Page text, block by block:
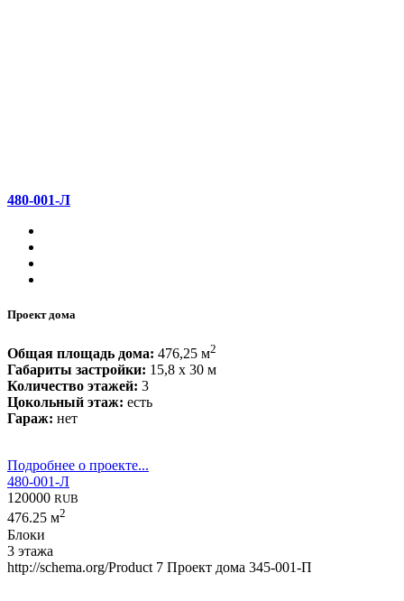
480-001-Л
Проект дома
Общая площадь дома: 476,25 м2
Габариты застройки: 15,8 x 30 м
Количество этажей: 3
Цокольный этаж: есть
Гараж: нет
Подробнее о проекте...
480-001-Л
120000 RUB
476.25 м2
Блоки
3 этажа
http://schema.org/Product 7 Проект дома 345-001-П